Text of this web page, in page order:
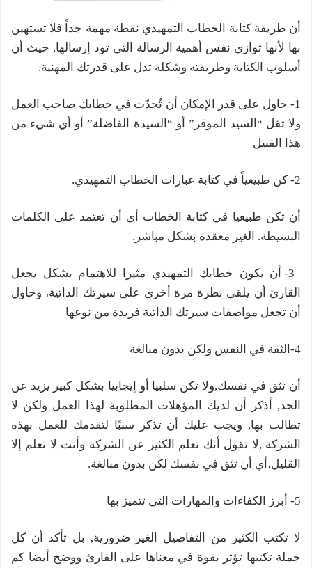
أن طريقة كتابة الخطاب التمهيدي نقطة مهمة جداً فلا تستهين
بها لأنها توازي نفس أهمية الرسالة التي تود إرسالها, حيث أن
أسلوب الكتابة وطريقته وشكله تدل على قدرتك المهنية.
1- حاول على قدر الإمكان أن تُحدّث في خطابك صاحب العمل
ولا تقل “السيد الموقر” أو “السيدة الفاضلة” أو أي شيء من
هذا القبيل
2- كن طبيعياً في كتابة عبارات الخطاب التمهيدي.
أن تكن طبيعيا في كتابة الخطاب أي أن تعتمد على الكلمات
البسيطة. الغير معقدة بشكل مباشر.
3- أن يكون خطابك التمهيدي مثيرا للاهتمام بشكل يجعل
القارئ أن يلقى نظرة مرة أخرى على سيرتك الذاتية، وحاول
أن تجعل مواصفات سيرتك الذاتية فريدة من نوعها
4-الثقة في النفس ولكن بدون مبالغة
أن تثق في نفسك,ولا تكن سلبيا أو إيجابيا بشكل كبير يزيد عن
الحد, أذكر أن لديك المؤهلات المطلوبة لهذا العمل ولكن لا
تطالب بها, ويجب عليك أن تذكر سببًا لتقدمك للعمل بهذه
الشركة ,لا تقول أنك تعلم الكثير عن الشركة وأنت لا تعلم إلا
القليل،أي أن تثق في نفسك لكن بدون مبالغة.
5- أبرز الكفاءات والمهارات التي تتميز بها
لا تكتب الكثير من التفاصيل الغير ضرورية, بل تأكد أن كل
جملة تكتبها تؤثر بقوة في معناها على القارئ ووضح أيضا كم